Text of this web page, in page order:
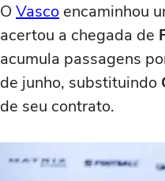
O Vasco encaminhou
acertou a chegada de
acumula passagens
de junho, substituindo
de seu contrato.